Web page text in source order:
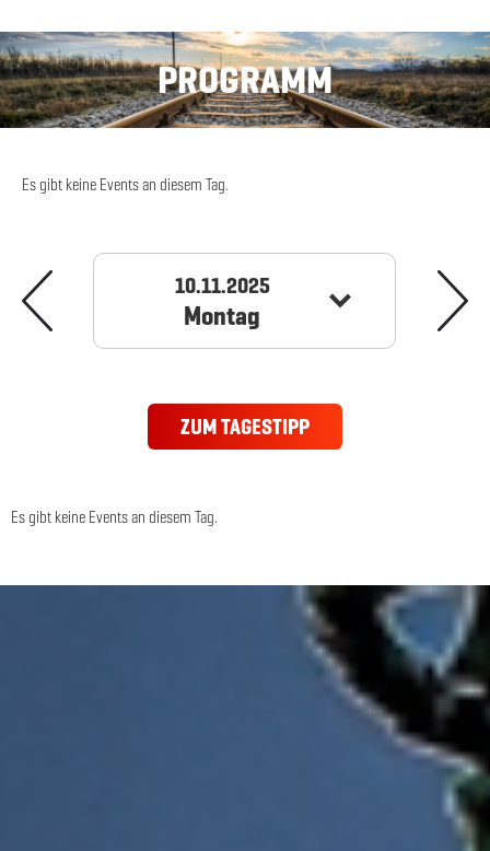
PROGRAMM
Es gibt keine Events an diesem Tag.
10.11.2025
Montag
ZUM TAGESTIPP
Es gibt keine Events an diesem Tag.